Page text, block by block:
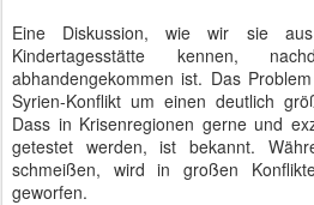
Eine Diskussion, wie wir sie
Kindertagesstätte kennen,
abhandengekommen ist. Das
Syrien-Konflikt um einen deutlich
Dass in Krisenregionen gerne und
getestet werden, ist bekannt.
schmeißen, wird in großen
geworfen.